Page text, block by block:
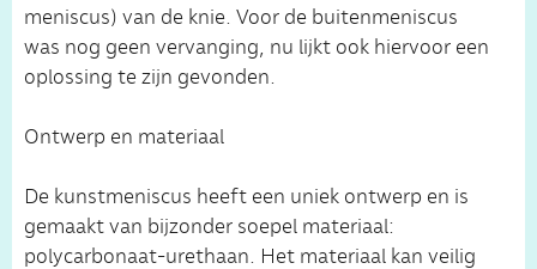
meniscus) van de knie. Voor de buitenmeniscus
was nog geen vervanging, nu lijkt ook hiervoor een
oplossing te zijn gevonden.
Ontwerp en materiaal
De kunstmeniscus heeft een uniek ontwerp en is
gemaakt van bijzonder soepel materiaal:
polycarbonaat-urethaan. Het materiaal kan veilig